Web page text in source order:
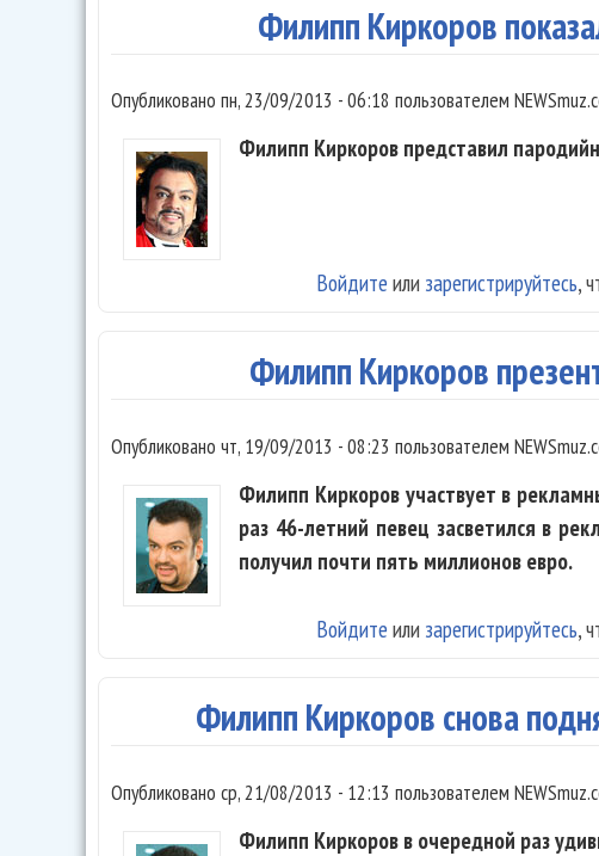
Филипп Киркоров
Опубликовано пн, 23/09/2013 - 06:18 пользователем
Филипп Киркоров представил
Войдите или зарегистрируйтесь,
Филипп Киркоров
Опубликовано чт, 19/09/2013 - 08:23 пользователем
Филипп Киркоров участвует в
раз 46-летний певец засветился в
получил почти пять миллионов евро.
Войдите или зарегистрируйтесь,
Филипп Киркоров снова
Опубликовано ср, 21/08/2013 - 12:13 пользователем
Филипп Киркоров в очередной раз